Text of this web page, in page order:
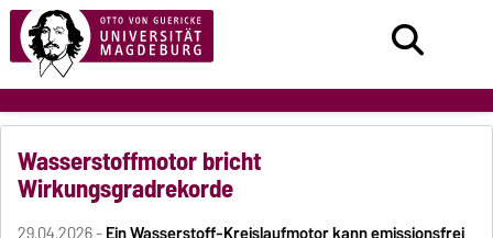
Wasserstoffmotor bricht
Wirkungsgradrekorde